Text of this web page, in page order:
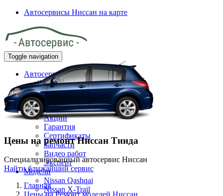
Автосервисы Ниссан на карте
Toggle navigation
Автосервисы Nissan на карте
Главная
Клиенту
О нас
Акции
Гарантия
Сертификаты
Запчасти
Видео работ
Эксперт
Модели
Nissan Qashqai
Nissan X-Trail
Цены на ремонт Ниссан Тиида
Специализированный автосервис Ниссан
Найти ближайший сервис
Главная